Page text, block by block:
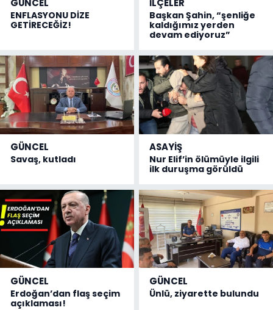
GÜNCEL
ENFLASYONU DİZE
GETİRECEĞİZ!
İLÇELER
Başkan Şahin, “şenliğe
kaldığımız yerden
devam ediyoruz”
GÜNCEL
Savaş, kutladı
ASAYİŞ
Nur Elif’in ölümüyle ilgili
ilk duruşma görüldü
GÜNCEL
Erdoğan’dan flaş seçim
açıklaması!
GÜNCEL
Ünlü, ziyarette bulundu